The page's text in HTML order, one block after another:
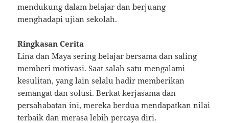
mendukung dalam belajar dan berjuang
menghadapi ujian sekolah.
Ringkasan Cerita
Lina dan Maya sering belajar bersama dan saling
memberi motivasi. Saat salah satu mengalami
kesulitan, yang lain selalu hadir memberikan
semangat dan solusi. Berkat kerjasama dan
persahabatan ini, mereka berdua mendapatkan nilai
terbaik dan merasa lebih percaya diri.